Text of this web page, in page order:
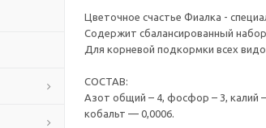
Цветочное счастье Фиалка -
Содержит сбалансированный
Для корневой подкормки всех
СОСТАВ:
Азот общий – 4, фосфор – 3, калий
кобальт — 0,0006.